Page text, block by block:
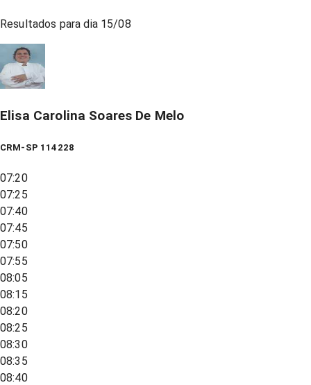
Resultados para dia 15/08
Elisa Carolina Soares De Melo
CRM-SP 114228
07:20
07:25
07:40
07:45
07:50
07:55
08:05
08:15
08:20
08:25
08:30
08:35
08:40